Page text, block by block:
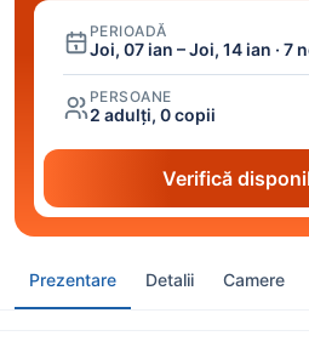
PERIOADĂ
Joi, 07 ian – Joi, 14 ian · 7
PERSOANE
2 adulți, 0 copii
Verifică
Prezentare Detalii Camere